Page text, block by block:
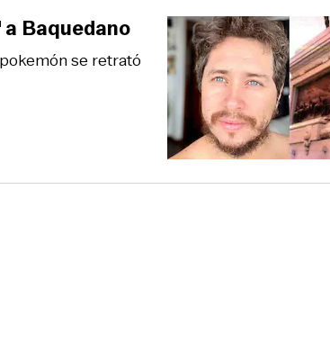
se retrató
Baquedano